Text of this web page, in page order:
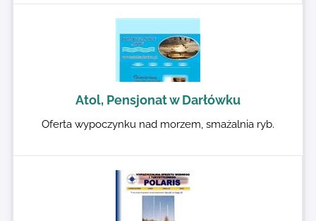
Atol, Pensjonat w Darłówku
Oferta wypoczynku nad morzem, smażalnia ryb.